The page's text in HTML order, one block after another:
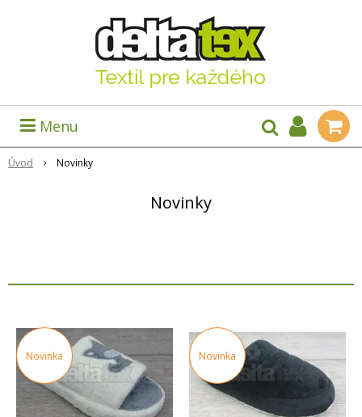
Menu
Úvod Novinky
Novinky
Novinka Novinka